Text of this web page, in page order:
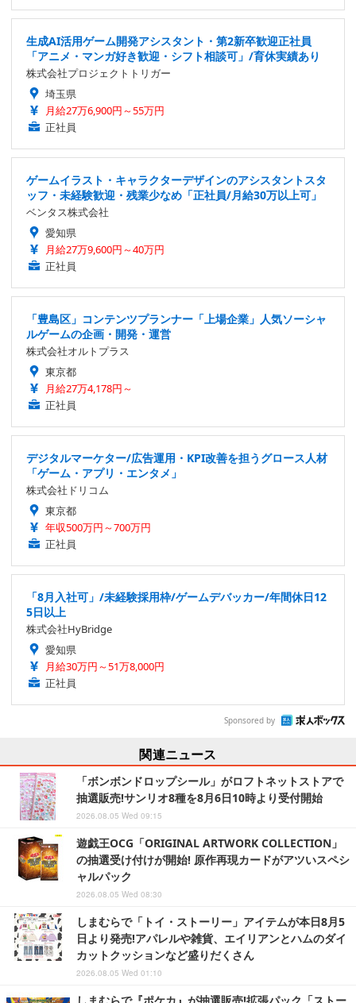
生成AI活用ゲーム開発アシスタント・第2新卒歓迎正社員
「アニメ・マンガ好き歓迎・シフト相談可」/育休実績あり
株式会社プロジェクトトリガー
埼玉県
月給27万6,900円～55万円
正社員
ゲームイラスト・キャラクターデザインのアシスタントスタ
ッフ・未経験歓迎・残業少なめ「正社員/月給30万以上可」
ベンタス株式会社
愛知県
月給27万9,600円～40万円
正社員
「豊島区」コンテンツプランナー「上場企業」人気ソーシャ
ルゲームの企画・開発・運営
株式会社オルトプラス
東京都
月給27万4,178円～
正社員
デジタルマーケター/広告運用・KPI改善を担うグロース人材
「ゲーム・アプリ・エンタメ」
株式会社ドリコム
東京都
年収500万円～700万円
正社員
「8月入社可」/未経験採用枠/ゲームデバッカー/年間休日12
5日以上
株式会社HyBridge
愛知県
月給30万円～51万8,000円
正社員
Sponsored by
関連ニュース
「ボンボンドロップシール」がロフトネットストアで
抽選販売!サンリオ8種を8月6日10時より受付開始
2026.08.05 Wed 09:15
遊戯王OCG「ORIGINAL ARTWORK COLLECTION」
の抽選受け付けが開始! 原作再現カードがアツいスペシ
ャルパック
2026.08.05 Wed 08:30
しまむらで「トイ・ストーリー」アイテムが本日8月5
日より発売!アパレルや雑貨、エイリアンとハムのダイ
カットクッションなど盛りだくさん
2026.08.05 Wed 01:10
しまむらで『ポケカ』が抽選販売!拡張パック「ストー